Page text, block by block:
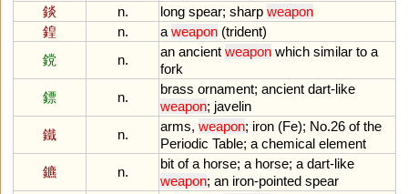
錟
n. long spear; sharp weapon
鍠
n. a weapon (trident)
鎲
n.
an ancient weapon which similar to a
fork
鏢
n.
brass ornament; ancient dart-like
weapon; javelin
鐵
n.
arms, weapon; iron (Fe); No.26 of the
Periodic Table; a chemical element
鑣
n.
bit of a horse; a horse; a dart-like
weapon; an iron-pointed spear